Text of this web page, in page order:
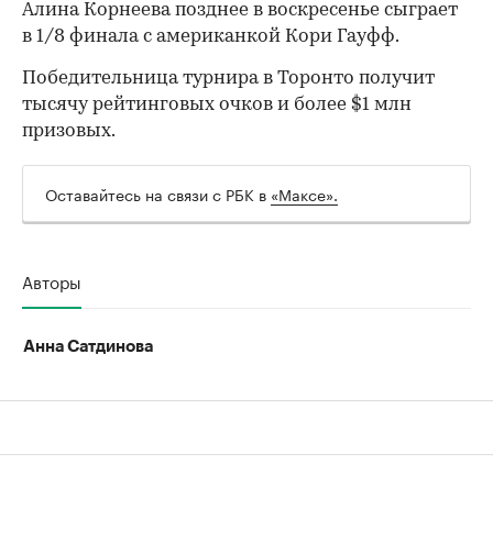
00:00 / 00:00
Алина Корнеева позднее в воскресенье сыграет
в 1/8 финала с американкой Кори Гауфф.
Победительница турнира в Торонто получит
тысячу рейтинговых очков и более $1 млн
призовых.
Оставайтесь на связи с РБК в «Максе».
Авторы
Анна Сатдинова